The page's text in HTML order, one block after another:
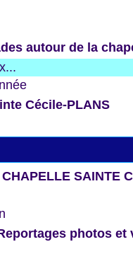
autour de la
Cécile-PLANS
SAINTE
photos et